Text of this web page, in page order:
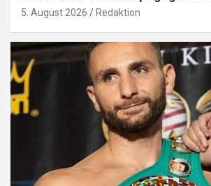
5. August 2026 Redaktion